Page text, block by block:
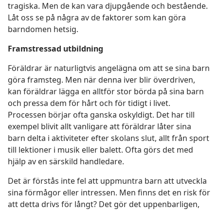
tragiska. Men de kan vara djupgående och bestående.
Låt oss se på några av de faktorer som kan göra
barndomen hetsig.
Framstressad utbildning
Föräldrar är naturligtvis angelägna om att se sina barn
göra framsteg. Men när denna iver blir överdriven,
kan föräldrar lägga en alltför stor börda på sina barn
och pressa dem för hårt och för tidigt i livet.
Processen börjar ofta ganska oskyldigt. Det har till
exempel blivit allt vanligare att föräldrar låter sina
barn delta i aktiviteter efter skolans slut, allt från sport
till lektioner i musik eller balett. Ofta görs det med
hjälp av en särskild handledare.
Det är förstås inte fel att uppmuntra barn att utveckla
sina förmågor eller intressen. Men finns det en risk för
att detta drivs för långt? Det gör det uppenbarligen,